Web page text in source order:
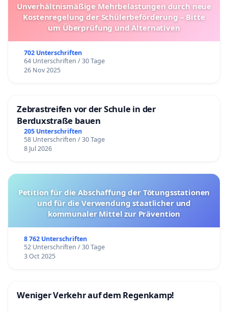
Unverhältnismäßige Mehrbelastungen durch neue
Kostenregelung der Schülerbeförderung – Bitte
um Überprüfung und Alternativen
702 Unterschriften
64 Unterschriften / 30 Tage
26 Nov 2025
Zebrastreifen vor der Schule in der
Berduxstraße bauen
205 Unterschriften
58 Unterschriften / 30 Tage
8 Jul 2026
Petition für die Abschaffung der Tötungsstationen
und für die Verwendung staatlicher und
kommunaler Mittel zur Prävention
8 762 Unterschriften
52 Unterschriften / 30 Tage
3 Oct 2025
Weniger Verkehr auf dem Regenkamp!